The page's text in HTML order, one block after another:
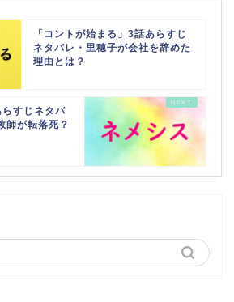
「コントが始まる」3話あらすじ
ネタバレ・里穂子が会社を辞めた
理由とは？
らすじネタバ
師が転落死？